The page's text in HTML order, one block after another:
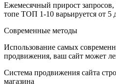
Ежемесячный прирост
топе ТОП 1-10 варьируется от 5
Современные методы
Использование самых
продвижения, ваш сайт может
Система продвижения сайта
магазина